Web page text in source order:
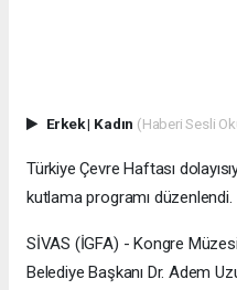
Erkek| Kadın (Haberi Sesli
Türkiye Çevre Haftası
kutlama programı düzenlendi.
SİVAS (İGFA) - Kongre
Belediye Başkanı Dr. Adem